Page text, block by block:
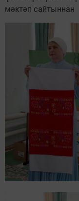
мәктәп сайтыннан